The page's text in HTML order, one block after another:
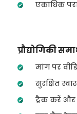
एकाधिक
प्रौद्योगिकी
मांग पर
सुरक्षित
ट्रैक करें और